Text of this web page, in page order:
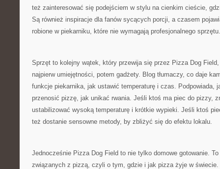
też zainteresować się podejściem w stylu na cienkim cieście,
Są również inspiracje dla fanów sycących porcji, a czasem
robione w piekarniku, które nie wymagają profesjonalnego sprzętu.
Sprzęt to kolejny wątek, który przewija się przez Pizza Dog
najpierw umiejętności, potem gadżety. Blog tłumaczy, co daje
funkcje piekarnika, jak ustawić temperaturę i czas. Podpowiada,
przenosić pizzę, jak unikać rwania. Jeśli ktoś ma piec do pizzy,
ustabilizować wysoką temperaturę i krótkie wypieki. Jeśli ktoś
też dostanie sensowne metody, by zbliżyć się do efektu lokalu.
Jednocześnie Pizza Dog Field to nie tylko domowe gotowanie.
związanych z pizzą, czyli o tym, gdzie i jak pizza żyje w